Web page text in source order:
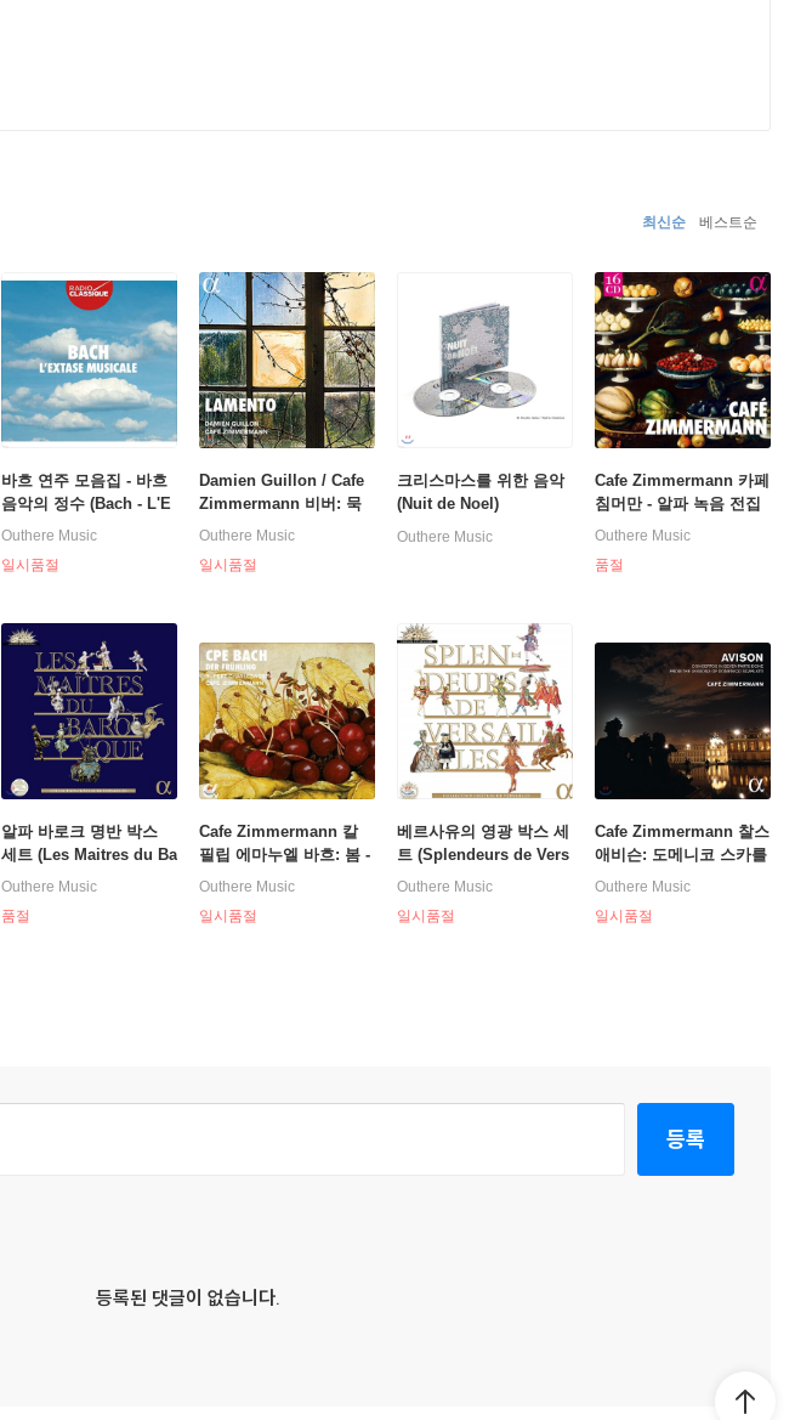
최신순 베스트순
바흐 연주 모음집 - 바흐
음악의 정수 (Bach - L'E
xtase Musicale)
Outhere Music
일시품절
Damien Guillon / Cafe
Zimmermann 비버: 묵
주 소나타 중 `파사칼리
nto)
Outhere Music
일시품절
크리스마스를 위한 음악
(Nuit de Noel)
Outhere Music
Cafe Zimmermann 카페
침머만 - 알파 녹음 전집
박스 (Cafe Zimmerman
Outhere Music
품절
알파 바로크 명반 박스
세트 (Les Maitres du Ba
roque)
Outhere Music
품절
Cafe Zimmermann 칼
필립 에마누엘 바흐: 봄 -
교향곡, 아리아, 트리오
r Fruhling, Sinfonia W
Outhere Music
일시품절
베르사유의 영광 박스 세
트 (Splendeurs de Vers
ailles)
Outhere Music
일시품절
Cafe Zimmermann 찰스
애비슨: 도메니코 스카를
라티의 건반 소나타 주제
Avison: Concertos after
Outhere Music
일시품절
등록
등록된 댓글이 없습니다.